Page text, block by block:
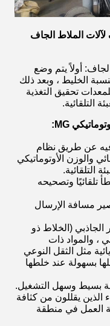
الملاط الجاف
أولاً يتم وضع
الخليط ، وبعد ذلك
تحقيق التغذية
التلقائية.
فيه عن طريق نظام
والوزن الأوتوماتيكي
التلقائية.
تلقائيًا وتصحيحه
مسافة الإرسال
الجاذبي (الخلاط ذو
، والمواد ذات
مثل الثقل النوعي
بسهولة عند خلطها
الذين يقللون من كثافة
العمل في منطقة